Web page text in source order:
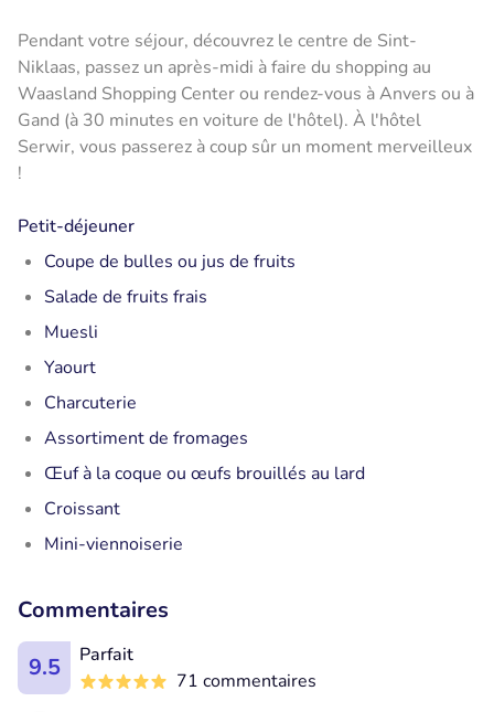
Pendant votre séjour, découvrez le centre de Sint-
Niklaas, passez un après-midi à faire du shopping au
Waasland Shopping Center ou rendez-vous à Anvers ou à
Gand (à 30 minutes en voiture de l'hôtel). À l'hôtel
Serwir, vous passerez à coup sûr un moment merveilleux
!
Petit-déjeuner
Coupe de bulles ou jus de fruits
Salade de fruits frais
Muesli
Yaourt
Charcuterie
Assortiment de fromages
Œuf à la coque ou œufs brouillés au lard
Croissant
Mini-viennoiserie
Commentaires
9.5
Parfait
71 commentaires